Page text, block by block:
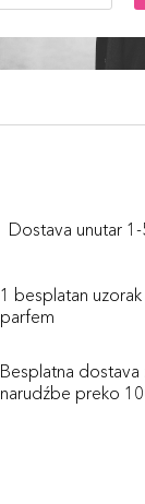
Dostava unutar
1 besplatan uzorak
parfem
Besplatna dostava
narudźbe preko